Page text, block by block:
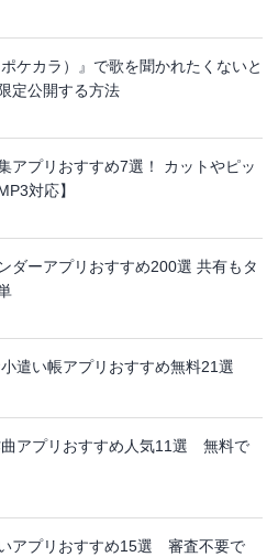
ポケカラ）』で歌を聞かれたくないと
定公開する方法
アプリおすすめ7選！ カットやピッ
対応】
ダーアプリおすすめ200選 共有もタ
小遣い帳アプリおすすめ無料21選
曲アプリおすすめ人気11選 無料で
いアプリおすすめ15選 審査不要で